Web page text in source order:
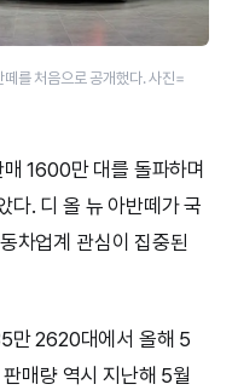
를 처음으로 공개했다. 사진=
1600만 대를 돌파하며
다. 디 올 뉴 아반떼가 국
차업계 관심이 집중된
만 2620대에서 올해 5
매량 역시 지난해 5월